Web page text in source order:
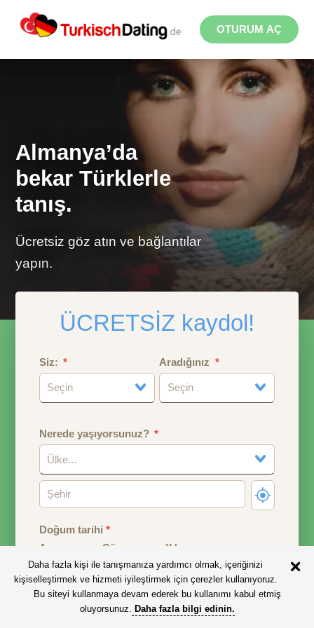
OTURUM AÇ
Almanya’da
bekar Türklerle
tanış.
Ücretsiz göz atın ve bağlantılar
yapın.
ÜCRETSİZ kaydol!
Siz:
Seçin
Aradığınız
Seçin
Nerede yaşıyorsunuz?
Ülke...
Doğum tarihi *
Ay Gün Yıl
Doğum tarihiniz yaşınızı hesaplamak için kullanılacaktır.
Daha fazla kişi ile tanışmanıza yardımcı olmak, içeriğinizi
kişiselleştirmek ve hizmeti iyileştirmek için çerezler kullanıyoruz.
Bu siteyi kullanmaya devam ederek bu kullanımı kabul etmiş
oluyorsunuz. Daha fazla bilgi edinin.